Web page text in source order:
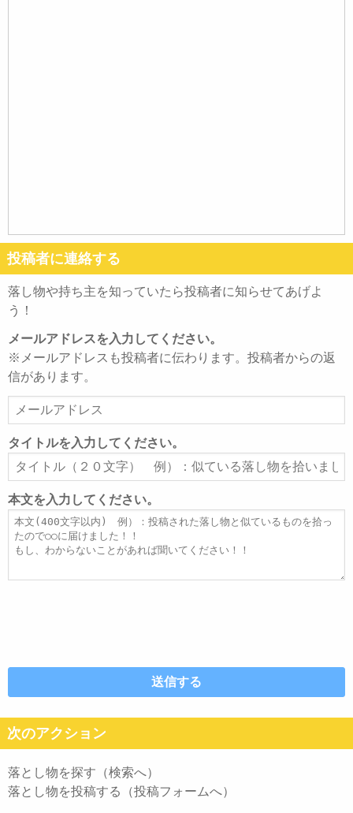
投稿者に連絡する
落し物や持ち主を知っていたら投稿者に知らせてあげよ
う！
メールアドレスを入力してください。
※メールアドレスも投稿者に伝わります。投稿者からの返
信があります。
ー
ル
ア
ド
レ
ス
タイトルを入力してください。
タ
イ
ト
ル
本文を入力してください。
本
文
次のアクション
落とし物を探す（検索へ）
落とし物を投稿する（投稿フォームへ）